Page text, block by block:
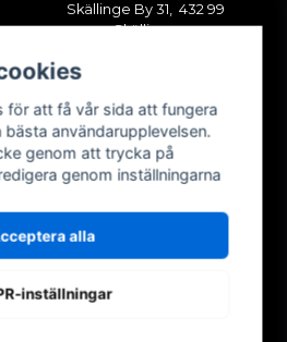
Skällinge By 31, 432 99
Skällinge
MITT KONTO
Skapa konto
för att få vår sida att fungera
användarupplevelsen.
genom att trycka på
genom inställningarna
alla
inställningar